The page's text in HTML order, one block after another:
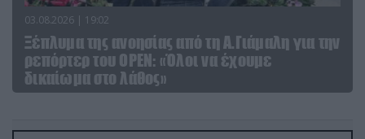
03.08.2026 | 19:02
Ξέπλυμα της ανοησίας από τη Α.Γιάμαλη για την
ρεπόρτερ του ΟΡΕΝ: «Όλοι να έχουμε
δικαίωμα στο λάθος»